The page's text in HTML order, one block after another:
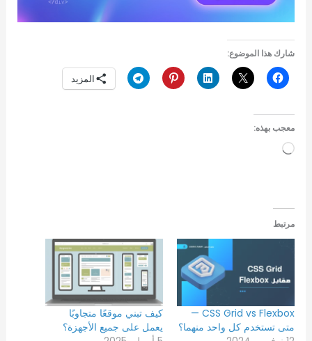
شارك هذا الموضوع:
المزيد
معجب بهذه:
جاري
مرتبط
CSS Grid vs Flexbox —
متى تستخدم كل واحد منهما؟
كيف تبني موقعًا متجاوبًا
يعمل على جميع الأجهزة؟